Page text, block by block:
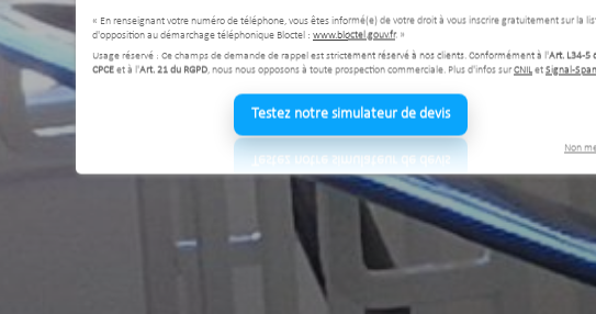
« En renseignant votre numéro de téléphone, vous êtes informé(e) de votre droit à vous inscrire gratuitement sur la
d'opposition au démarchage téléphonique Bloctel : www.bloctel.gouv.fr. »
Usage réservé : Ce champs de demande de rappel est strictement réservé à nos clients. Conformément à l'Art. L34-5
CPCEet à l'Art. 21 du RGPD, nous nous opposons à toute prospection commerciale. Plus d'infos surCNILetSignal-
Testez notre simulateur de devis
Non